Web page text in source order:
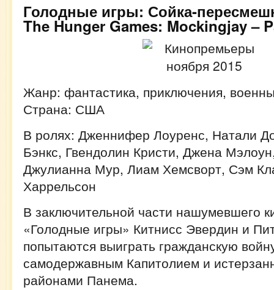
Голодные игры: Сойка-
The Hunger Games: Mockingjay –
Жанр: фантастика, приключения,
Страна: США
В ролях: Дженнифер Лоуренс, Натали
Бэнкс, Гвендолин Кристи, Джена
Джулианна Мур, Лиам Хемсворт, Сэм
Харрельсон
В заключительной части нашумевшего
«Голодные игры» Китнисс Эвердин и
попытаются выиграть гражданскую
самодержавным Капитолием и
районами Панема.